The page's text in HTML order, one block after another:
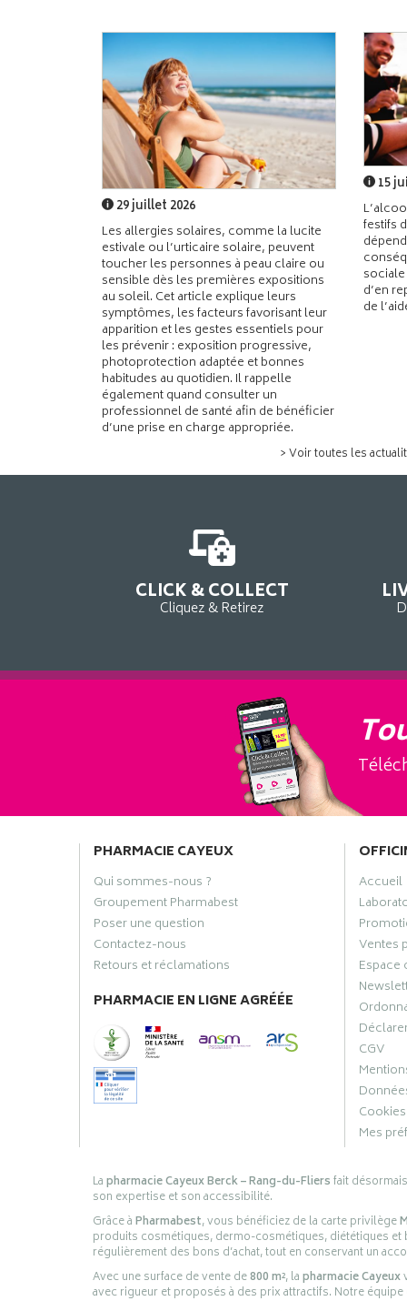
29 juillet 2026
Les allergies solaires, comme la lucite
estivale ou l’urticaire solaire, peuvent
toucher les personnes à peau claire ou
sensible dès les premières expositions
au soleil. Cet article explique leurs
symptômes, les facteurs favorisant leur
apparition et les gestes essentiels pour
les prévenir : exposition progressive,
photoprotection adaptée et bonnes
habitudes au quotidien. Il rappelle
également quand consulter un
professionnel de santé afin de bénéficier
d’une prise en charge appropriée.
15
festifs
d’en
de
> Voir toutes les
CLICK & COLLECT
Cliquez & Retirez
PHARMACIE CAYEUX
Qui sommes-nous ?
Groupement Pharmabest
Poser une question
Contactez-nous
Retours et réclamations
PHARMACIE EN LIGNE AGRÉÉE
Accueil
Ventes
Espace
CGV
Cookies
Mes
Lapharmacie Cayeux Berck – Rang-du-Fliersfait
son expertise et son accessibilité.
Grâce àPharmabest, vous bénéficiez de la carte privilège
produits cosmétiques, dermo-cosmétiques, diététiques
régulièrement des bons d’achat, tout en conservant un
Avec une surface de vente de800 m², lapharmacie Cayeux
avec rigueur et proposés à des prix attractifs. Notre